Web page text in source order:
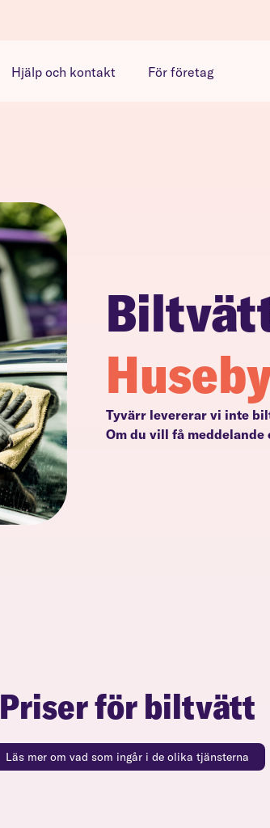
Hjälp och kontakt För företag
Tyvärr levererar vi inte
Om du vill få
Priser för biltvätt
Läs mer om vad som ingår i de olika tjänsterna